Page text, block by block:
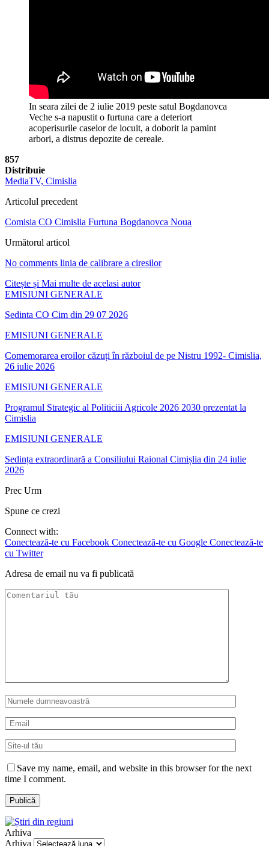
In seara zilei de 2 iulie 2019 peste satul Bogdanovca
Veche s-a napustit o furtuna care a deteriort
acoperisurile caselor de locuit, a doborit la pamint
arbori, a distrus depozite de cereale.
857
Distribuie
MediaTV, Cimislia
Articolul precedent
Comisia CO Cimislia Furtuna Bogdanovca Noua
Următorul articol
No comments linia de calibrare a ciresilor
Citește și Mai multe de acelasi autor
EMISIUNI GENERALE
Sedinta CO Cim din 29 07 2026
EMISIUNI GENERALE
Comemorarea eroilor căzuți în războiul de pe Nistru 1992- Cimislia,
26 iulie 2026
EMISIUNI GENERALE
Programul Strategic al Politiciii Agricole 2026 2030 prezentat la
Cimislia
EMISIUNI GENERALE
Sedința extraordinară a Consiliului Raional Cimișlia din 24 iulie
2026
Prec Urm
Spune ce crezi
Connect with:
Conectează-te cu Facebook Conectează-te cu Google Conectează-te
cu Twitter
Adresa de email nu va fi publicată
Save my name, email, and website in this browser for the next
time I comment.
Arhiva
Arhiva